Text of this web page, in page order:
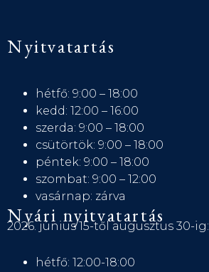
Nyitvatartás
hétfő: 9:00 – 18:00
kedd: 12:00 – 16:00
szerda: 9:00 – 18:00
csütörtök: 9:00 – 18:00
péntek: 9:00 – 18:00
szombat: 9:00 – 12:00
vasárnap: zárva
Nyári nyitvatartás
2026. június 15-től augusztus 30-ig:
hétfő: 12:00-18:00